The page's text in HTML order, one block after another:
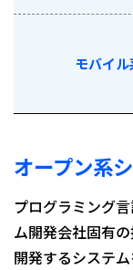
モバイル
オープン系
プログラミング
ム開発会社固有
開発するシステ